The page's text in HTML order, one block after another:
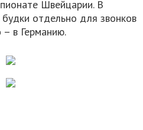
Швейцарии. В
отдельно для звонков
в Германию.